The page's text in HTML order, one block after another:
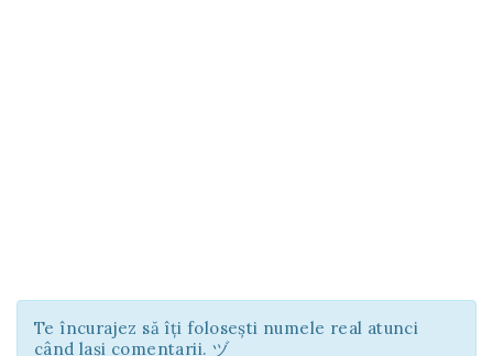
Te încurajez să îți folosești numele real atunci
când lași comentarii. ヅ